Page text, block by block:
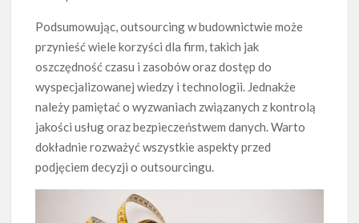
Podsumowując, outsourcing w budownictwie może
przynieść wiele korzyści dla firm, takich jak
oszczędność czasu i zasobów oraz dostęp do
wyspecjalizowanej wiedzy i technologii. Jednakże
należy pamiętać o wyzwaniach związanych z kontrolą
jakości usług oraz bezpieczeństwem danych. Warto
dokładnie rozważyć wszystkie aspekty przed
podjęciem decyzji o outsourcingu.